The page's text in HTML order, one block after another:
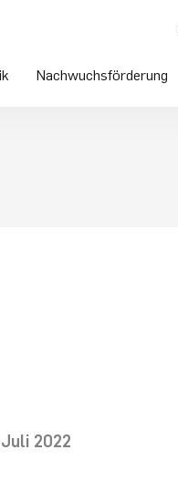
Nachwuchsförderung
2022